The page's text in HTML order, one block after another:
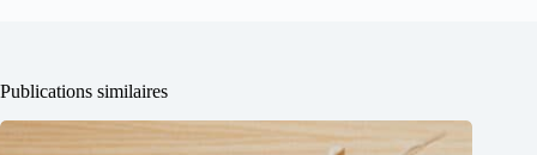
Publications similaires